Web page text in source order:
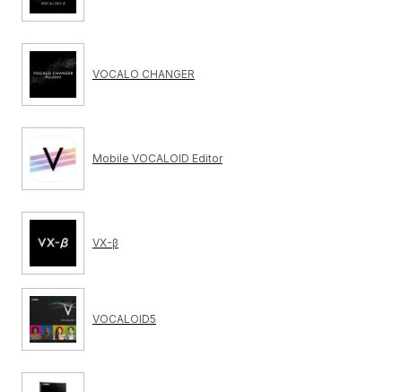
VOCALO CHANGER
Mobile VOCALOID Editor
VX-β
VOCALOID5